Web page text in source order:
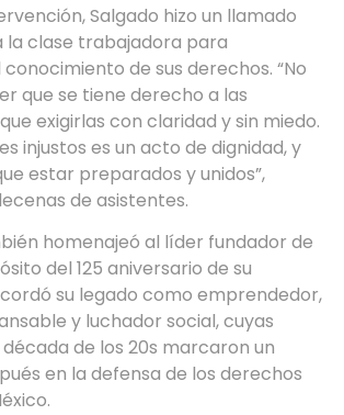
Salgado hizo un llamado
clase trabajadora para
de sus derechos. “No
que se tiene derecho a las
exigirlas con claridad y sin miedo.
injustos es un acto de dignidad, y
estar preparados y unidos”,
de asistentes.
homenajeó al líder fundador de
del 125 aniversario de su
su legado como emprendedor,
y luchador social, cuyas
de los 20s marcaron un
en la defensa de los derechos